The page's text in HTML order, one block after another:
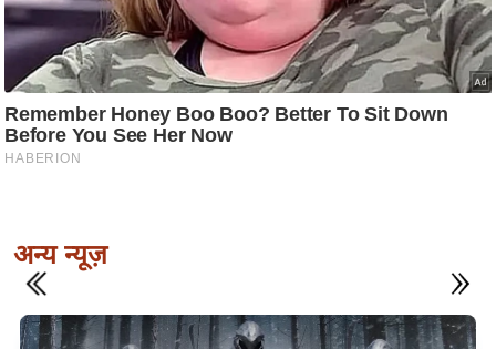
अन्य न्यूज़